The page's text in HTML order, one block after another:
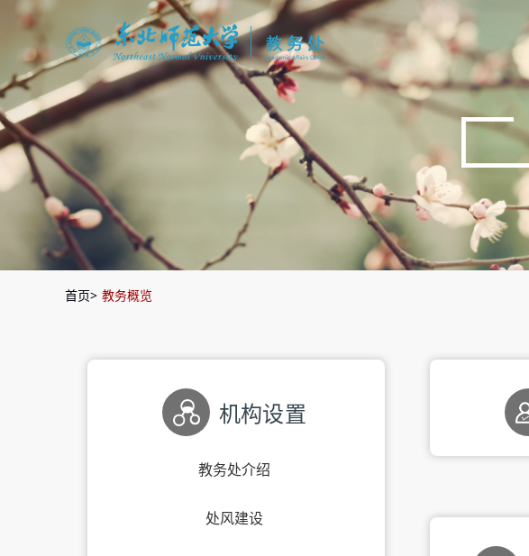
首页> 教务概览
机构设置
教务处介绍
处风建设